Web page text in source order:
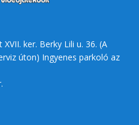
ker. Berky Lili u. 36. (A
úton) Ingyenes parkoló az